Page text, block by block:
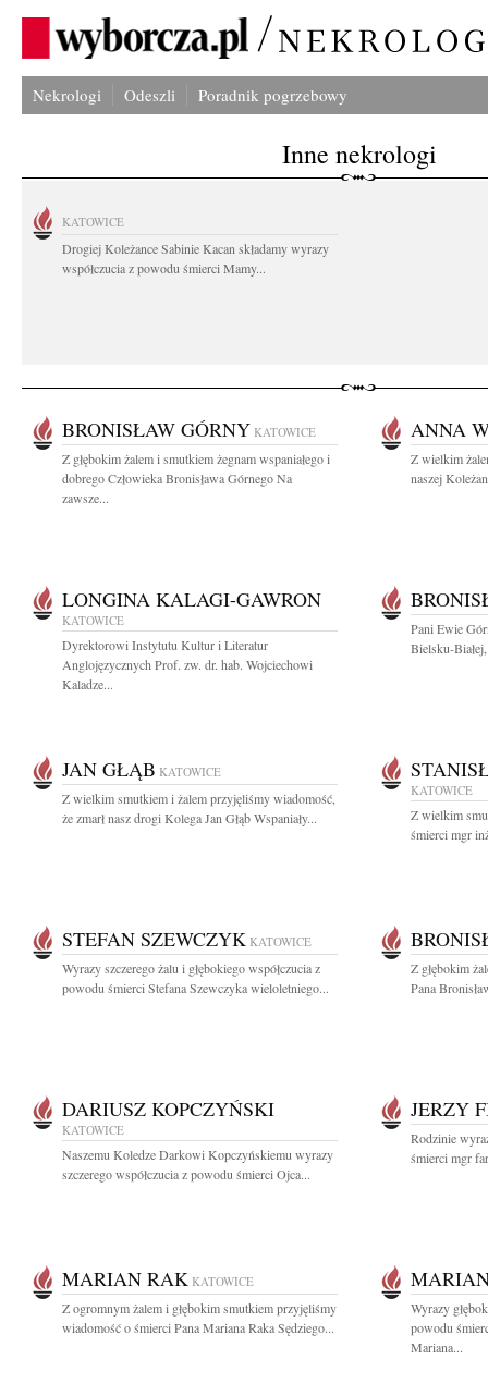
Nekrologi Odeszli Poradnik pogrzebowy
Inne nekrologi
KATOWICE
Drogiej Koleżance Sabinie Kacan składamy wyrazy
współczucia z powodu śmierci Mamy...
BRONISŁAW GÓRNY KATOWICE
Z głębokim żalem i smutkiem żegnam wspaniałego i
dobrego Człowieka Bronisława Górnego Na
zawsze...
ANNA
Z wielkim
naszej
LONGINA KALAGI-GAWRON
KATOWICE
Dyrektorowi Instytutu Kultur i Literatur
Anglojęzycznych Prof. zw. dr. hab. Wojciechowi
Kaladze...
Pani Ewie
Bielsku-
JAN GŁĄB KATOWICE
Z wielkim smutkiem i żalem przyjęliśmy wiadomość,
że zmarł nasz drogi Kolega Jan Głąb Wspaniały...
KATOWICE
Z wielkim
śmierci mgr
STEFAN SZEWCZYK KATOWICE
Wyrazy szczerego żalu i głębokiego współczucia z
powodu śmierci Stefana Szewczyka wieloletniego...
Z głębokim
Pana
DARIUSZ KOPCZYŃSKI
KATOWICE
Naszemu Koledze Darkowi Kopczyńskiemu wyrazy
szczerego współczucia z powodu śmierci Ojca...
JERZY
Rodzinie
śmierci mgr
MARIAN RAK KATOWICE
Z ogromnym żalem i głębokim smutkiem przyjęliśmy
wiadomość o śmierci Pana Mariana Raka Sędziego...
Wyrazy
powodu
Mariana...